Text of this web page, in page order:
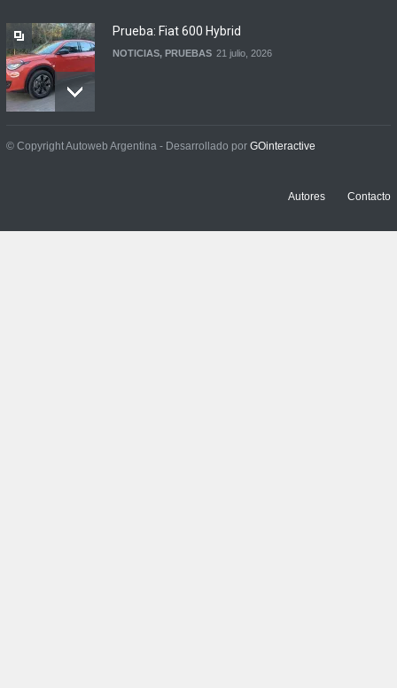
Prueba: Fiat 600 Hybrid
NOTICIAS, PRUEBAS 21 julio, 2026
Prueba: BYD Song Pro GS
© Copyright Autoweb Argentina - Desarrollado por GOinteractive
Autores Contacto